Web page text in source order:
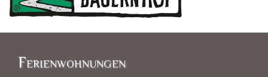
Ferienwohnungen